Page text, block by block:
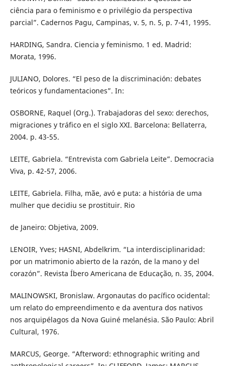
ciência para o feminismo e o privilégio da perspectiva
parcial”. Cadernos Pagu, Campinas, v. 5, n. 5, p. 7-41, 1995.
HARDING, Sandra. Ciencia y feminismo. 1 ed. Madrid:
Morata, 1996.
JULIANO, Dolores. “El peso de la discriminación: debates
teóricos y fundamentaciones”. In:
OSBORNE, Raquel (Org.). Trabajadoras del sexo: derechos,
migraciones y tráfico en el siglo XXI. Barcelona: Bellaterra,
2004. p. 43-55.
LEITE, Gabriela. “Entrevista com Gabriela Leite”. Democracia
Viva, p. 42-57, 2006.
LEITE, Gabriela. Filha, mãe, avó e puta: a história de uma
mulher que decidiu se prostituir. Rio
de Janeiro: Objetiva, 2009.
LENOIR, Yves; HASNI, Abdelkrim. “La interdisciplinaridad:
por un matrimonio abierto de la razón, de la mano y del
corazón”. Revista Íbero Americana de Educação, n. 35, 2004.
MALINOWSKI, Bronislaw. Argonautas do pacífico ocidental:
um relato do empreendimento e da aventura dos nativos
nos arquipélagos da Nova Guiné melanésia. São Paulo: Abril
Cultural, 1976.
MARCUS, George. “Afterword: ethnographic writing and